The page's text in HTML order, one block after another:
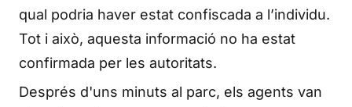
qual podria haver estat confiscada a l’individu.
Tot i això, aquesta informació no ha estat
confirmada per les autoritats.
Després d'uns minuts al parc, els agents van